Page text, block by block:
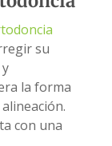
su
la forma
con una